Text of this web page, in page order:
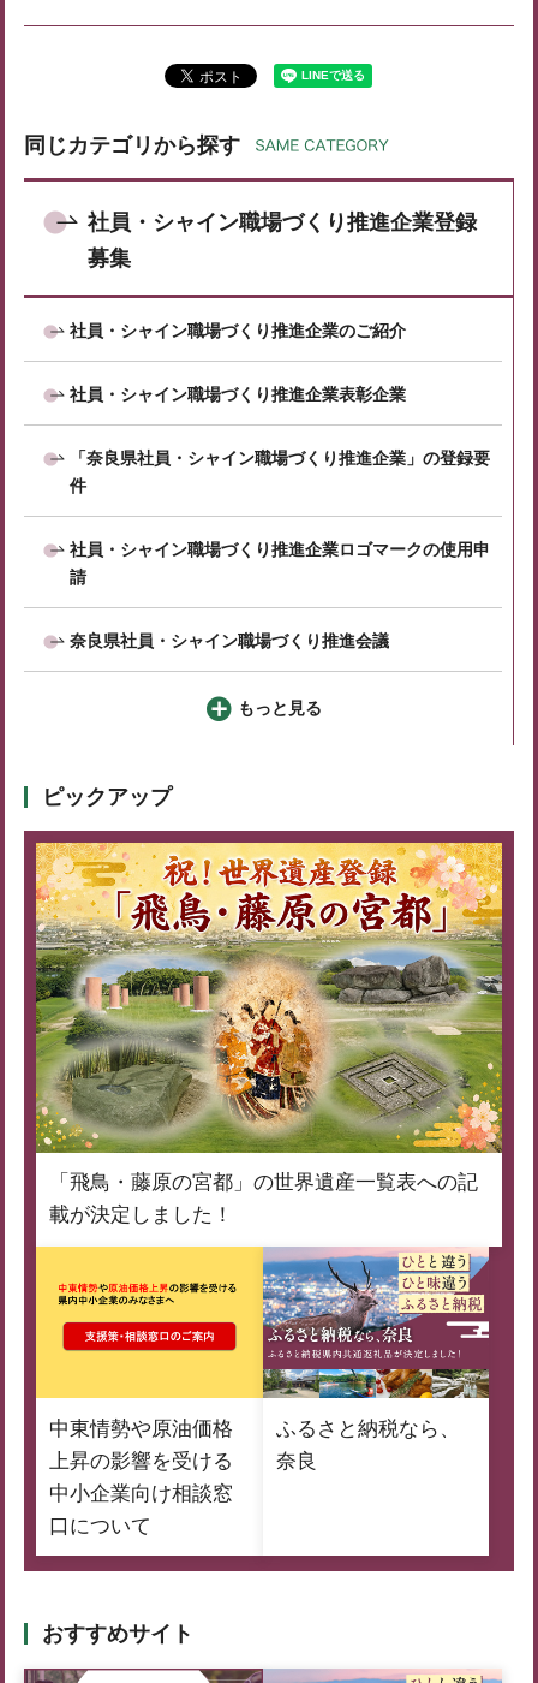
同じカテゴリから探す
社員・シャイン職場づくり推進企業登録
募集
社員・シャイン職場づくり推進企業のご紹介
社員・シャイン職場づくり推進企業表彰企業
「奈良県社員・シャイン職場づくり推進企業」の登録要
件
社員・シャイン職場づくり推進企業ロゴマークの使用申
請
奈良県社員・シャイン職場づくり推進会議
もっと見る
ピックアップ
「飛鳥・藤原の宮都」の世界遺産一覧表への記
載が決定しました！
中東情勢や原油価格
上昇の影響を受ける
中小企業向け相談窓
口について
ふるさと納税なら、
奈良
おすすめサイト